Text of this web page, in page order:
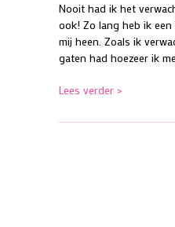
Nooit had ik het
ook! Zo lang heb ik
mij heen. Zoals ik
gaten had hoezeer ik
Lees verder >